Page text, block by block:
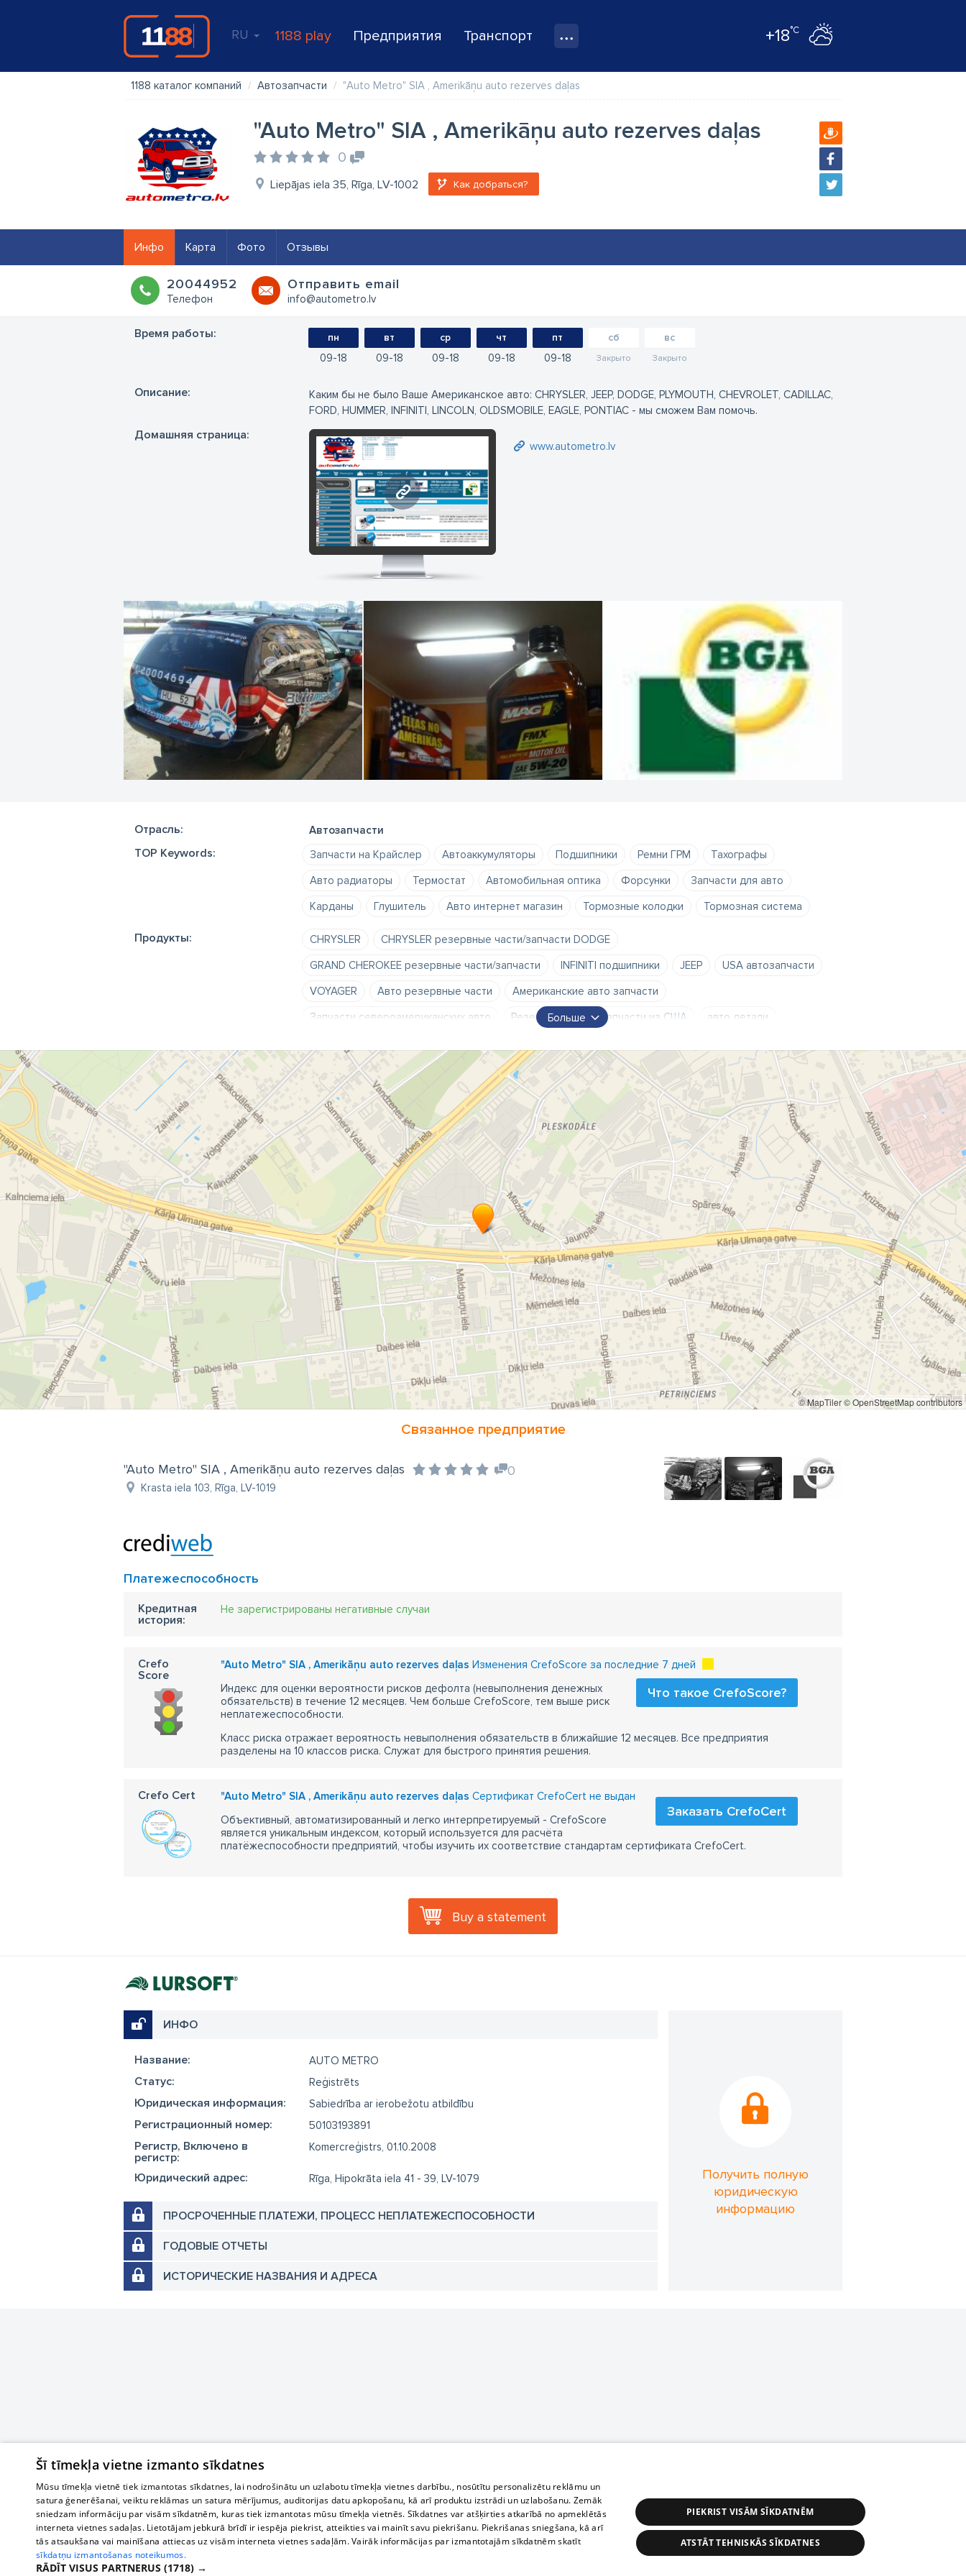
RU 1188 play Предприятия Транспорт +18°C
1188 каталог компаний Автозапчасти "Auto Metro" SIA , Amerikāņu auto rezerves daļas
"Auto Metro" SIA , Amerikāņu auto rezerves daļas
0
Liepājas iela 35, Rīga, LV-1002 Как добраться?
Инфо Карта Фото Отзывы
20044952
Телефон
Oтправить email
info@autometro.lv
Время работы: пн
09 18
вт
09 18
ср
09 18
чт
09 18
пт
09 18
сб
Закрыто
вс
Закрыто
Oписание:
Каким бы не было Ваше Американское авто: CHRYSLER, JEEP, DODGE, PLYMOUTH, CHEVROLET, CADILLAC,
FORD, HUMMER, INFINITI, LINCOLN, OLDSMOBILE, EAGLE, PONTIAC - мы сможем Вам помочь.
Домашняя страница:
www.autometro.lv
www.autometro.lv
Отрасль: Автозапчасти
TOP Keywords: Запчасти на Крайслер Автоаккумуляторы Подшипники Ремни ГРМ
Тахографы
Авто радиаторы
Термостат Автомобильная оптика Форсунки
Запчасти для авто
Карданы
Глушитель Авто интернет магазин Тормозные колодки Тормозная система
Продукты: CHRYSLER
CHRYSLER резервные части/запчасти DODGE
GRAND CHEROKEE резервные части/запчасти
INFINITI подшипники JEEP
USA автозапчасти
VOYAGER
Авто резервные части
Американские авто запчасти
Запчасти североамериканских авто
Резервные части/запчасти из США
авто детали
автомобильные запчасти
автомобильные товары автомобильные части
автотовары
американские авто части
б/у авто запчасти
запчасти
подержанные резервные части/запчасти
резервные части американских авто
резервные части/запчасти
Больше
© MapTiler© OpenStreetMap contributors
Связанное предприятие
"Auto Metro" SIA , Amerikāņu auto rezerves daļas 0
Krasta iela 103, Rīga, LV-1019
Платежеспособность
Кредитная
история:
Не зарегистрированы негативные случаи
Crefo
Score
"Auto Metro" SIA , Amerikāņu auto rezerves daļas Изменения CrefoScore за последние 7 дней
Что такое CrefoScore?
Индекс для оценки вероятности рисков дефолта (невыполнения денежных
обязательств) в течение 12 месяцев. Чем больше CrefoScore, тем выше риск
неплатежеспособности.
Класс риска отражает вероятность невыполнения обязательств в ближайшие 12 месяцев. Все предприятия
разделены на 10 классов риска. Служат для быстрого принятия решения.
Crefo Cert "Auto Metro" SIA , Amerikāņu auto rezerves daļas Сертификат CrefoCert не выдан
Заказать CrefoCert
Объективный, автоматизированный и легко интерпретируемый - CrefoScore
является уникальным индексом, который используется для расчёта
платёжеспособности предприятий, чтобы изучить их соответствие стандартам сертификата CrefoCert.
Buy a statement
ИНФО
Название: AUTO METRO
Cтатус: Reģistrēts
Юридическая информация: Sabiedrība ar ierobežotu atbildību
Регистрационный номер: 50103193891
Регистр, Включено в
регистр:
Komercreģistrs, 01.10.2008
Юридический адрес: Rīga, Hipokrāta iela 41 - 39, LV-1079
ПРОСРОЧЕННЫЕ ПЛАТЕЖИ, ПРОЦЕСС НЕПЛАТЕЖЕСПОСОБНОСТИ
ГОДОВЫЕ ОТЧЕТЫ
ИСТОРИЧЕСКИЕ НАЗВАНИЯ И АДРЕСА
Получить полную
юридическую
информацию
Šī tīmekļa vietne izmanto sīkdatnes
Mūsu tīmekļa vietnē tiek izmantotas sīkdatnes, lai nodrošinātu un uzlabotu tīmekļa vietnes darbību., nosūtītu personalizētu reklāmu un
satura ģenerēšanai, veiktu reklāmas un satura mērījumus, auditorijas datu apkopošanu, kā arī produktu izstrādi un uzlabošanu. Zemāk
sniedzam informāciju par visām sīkdatnēm, kuras tiek izmantotas mūsu tīmekļa vietnēs. Sīkdatnes var atšķirties atkarībā no apmeklētās
interneta vietnes sadaļas. Lietotājam jebkurā brīdī ir iespēja piekrist, atteikties vai mainīt savu piekrišanu. Piekrišanas sniegšana, kā arī
tās atsaukšana vai mainīšana attiecas uz visām interneta vietnes sadaļām. Vairāk informācijas par izmantotajām sīkdatnēm skatīt
sīkdatņu izmantošanas noteikumos.
RĀDĪT VISUS PARTNERUS (1718) →
PIEKRIST VISĀM SĪKDATNĒM
ATSTĀT TEHNISKĀS SĪKDATNES